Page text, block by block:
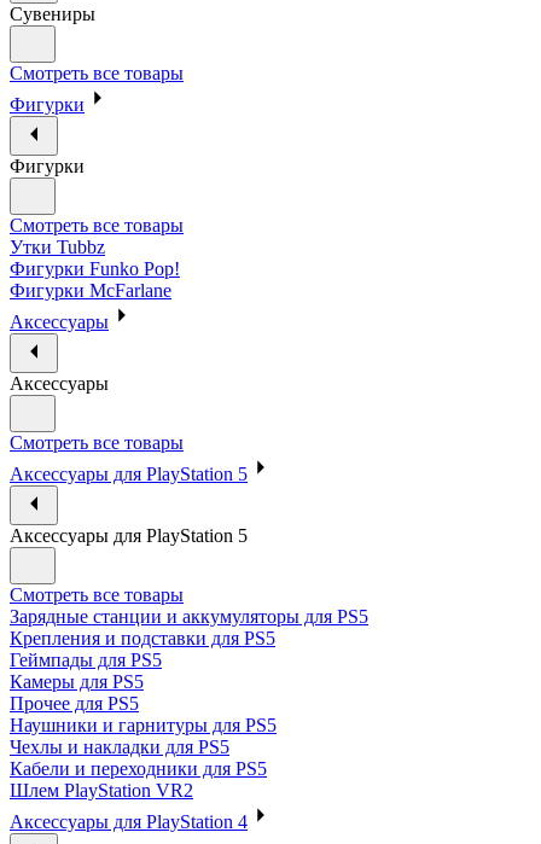
Сувениры
Смотреть все товары
Фигурки
Фигурки
Смотреть все товары
Утки Tubbz
Фигурки Funko Pop!
Фигурки McFarlane
Аксессуары
Аксессуары
Смотреть все товары
Аксессуары для PlayStation 5
Аксессуары для PlayStation 5
Смотреть все товары
Зарядные станции и аккумуляторы для PS5
Крепления и подставки для PS5
Геймпады для PS5
Камеры для PS5
Прочее для PS5
Наушники и гарнитуры для PS5
Чехлы и накладки для PS5
Кабели и переходники для PS5
Шлем PlayStation VR2
Аксессуары для PlayStation 4